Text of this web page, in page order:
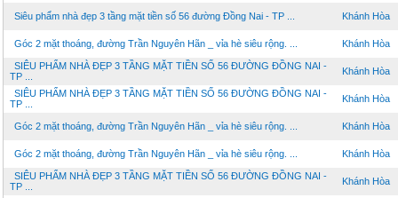
Siêu phẩm nhà đẹp 3 tầng mặt tiền số 56 đường Đồng Nai - TP ... Khánh Hòa
Góc 2 mặt thoáng, đường Trần Nguyên Hãn _ vỉa hè siêu rộng. ... Khánh Hòa
SIÊU PHẨM NHÀ ĐẸP 3 TẦNG MẶT TIỀN SỐ 56 ĐƯỜNG ĐỒNG NAI -
TP ...
Khánh Hòa
SIÊU PHẨM NHÀ ĐẸP 3 TẦNG MẶT TIỀN SỐ 56 ĐƯỜNG ĐỒNG NAI -
TP ...
Khánh Hòa
Góc 2 mặt thoáng, đường Trần Nguyên Hãn _ vỉa hè siêu rộng. ... Khánh Hòa
Góc 2 mặt thoáng, đường Trần Nguyên Hãn _ vỉa hè siêu rộng. ... Khánh Hòa
SIÊU PHẨM NHÀ ĐẸP 3 TẦNG MẶT TIỀN SỐ 56 ĐƯỜNG ĐỒNG NAI -
TP ...
Khánh Hòa